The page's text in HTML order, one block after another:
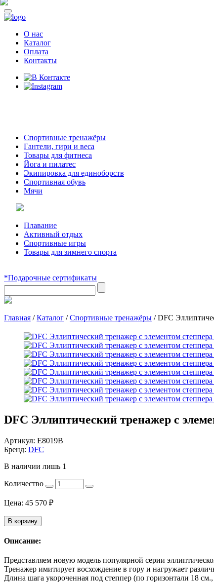
О нас
Каталог
Оплата
Контакты
Спортивные тренажёры
Гантели, гири и веса
Товары для фитнеса
Йога и пилатес
Экипировка для единоборств
Спортивная обувь
Мячи
Плавание
Активный отдых
Спортивные игры
Товары для зимнего спорта
*Подарочные сертификаты
Главная /Каталог /Спортивные тренажёры /DFC
DFC Эллиптический тренажер с
Артикул: E8019В
Бренд: DFC
В наличии лишь 1
Количество
Цена: 45 570 ₽
В корзину
Описание:
Представляем новую модель популярной серии
Тренажер имитирует восхождение в гору и нагружает
Длина шага укороченная под степпер (по горизонтали 18